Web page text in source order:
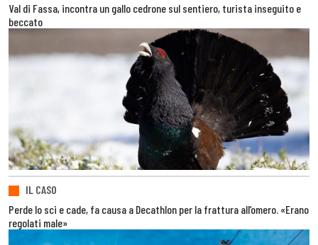
Val di Fassa, incontra un gallo cedrone sul sentiero, turista inseguito e
beccato
IL CASO
Perde lo sci e cade, fa causa a Decathlon per la frattura all’omero. «Erano
regolati male»